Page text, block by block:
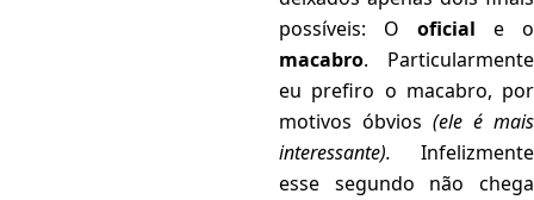
possíveis: O oficial e o
macabro. Particularmente
eu prefiro o macabro, por
motivos óbvios (ele é mais
interessante). Infelizmente
esse segundo não chega